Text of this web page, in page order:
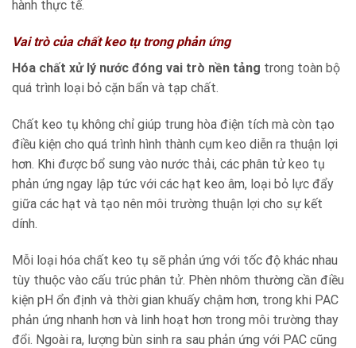
hành thực tế.
Vai trò của chất keo tụ trong phản ứng
Hóa chất xử lý nước đóng vai trò nền tảng trong toàn bộ
quá trình loại bỏ cặn bẩn và tạp chất.
Chất keo tụ không chỉ giúp trung hòa điện tích mà còn tạo
điều kiện cho quá trình hình thành cụm keo diễn ra thuận lợi
hơn. Khi được bổ sung vào nước thải, các phân tử keo tụ
phản ứng ngay lập tức với các hạt keo âm, loại bỏ lực đẩy
giữa các hạt và tạo nên môi trường thuận lợi cho sự kết
dính.
Mỗi loại hóa chất keo tụ sẽ phản ứng với tốc độ khác nhau
tùy thuộc vào cấu trúc phân tử. Phèn nhôm thường cần điều
kiện pH ổn định và thời gian khuấy chậm hơn, trong khi PAC
phản ứng nhanh hơn và linh hoạt hơn trong môi trường thay
đổi. Ngoài ra, lượng bùn sinh ra sau phản ứng với PAC cũng